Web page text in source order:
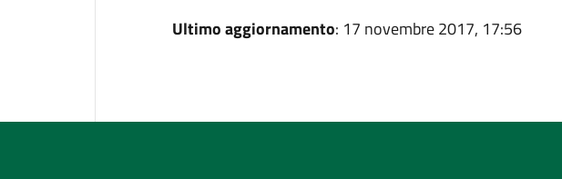
Ultimo aggiornamento: 17 novembre 2017, 17:56